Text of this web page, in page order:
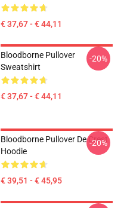
€ 37,67 - € 44,11
Bloodborne Pullover
Sweatshirt
€ 37,67 - € 44,11
-20%
Bloodborne Pullover De Crest
Hoodie
€ 39,51 - € 45,95
-20%